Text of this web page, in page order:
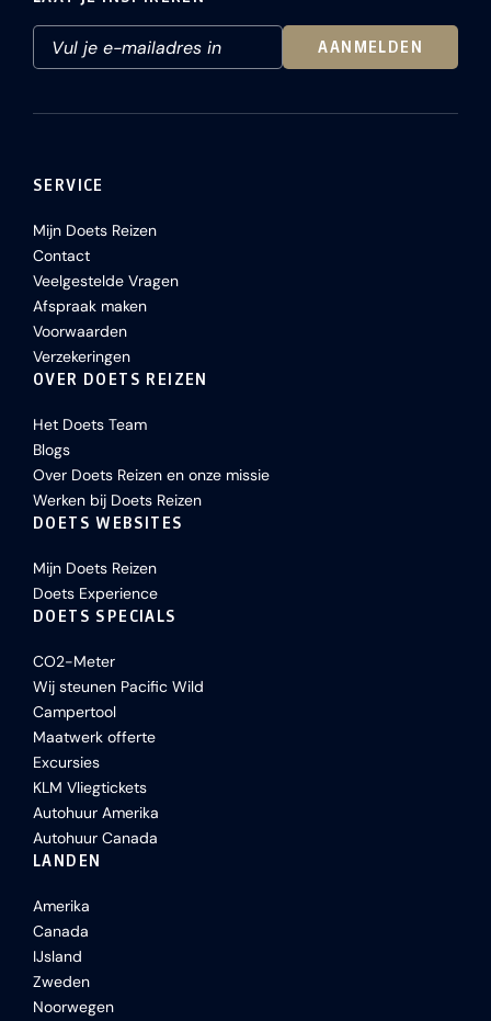
AANMELDEN
SERVICE
Mijn Doets Reizen
Contact
Veelgestelde Vragen
Afspraak maken
Voorwaarden
Verzekeringen
OVER DOETS REIZEN
Het Doets Team
Blogs
Over Doets Reizen en onze missie
Werken bij Doets Reizen
DOETS WEBSITES
Mijn Doets Reizen
Doets Experience
DOETS SPECIALS
CO2-Meter
Wij steunen Pacific Wild
Campertool
Maatwerk offerte
Excursies
KLM Vliegtickets
Autohuur Amerika
Autohuur Canada
LANDEN
Amerika
Canada
IJsland
Zweden
Noorwegen